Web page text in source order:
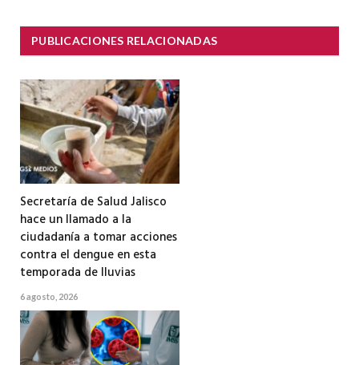
PUBLICACIONES RELACIONADAS
Secretaría de Salud Jalisco
hace un llamado a la
ciudadanía a tomar acciones
contra el dengue en esta
temporada de lluvias
6 agosto, 2026